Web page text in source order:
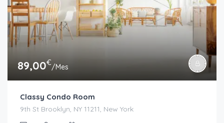
89,00€/Mes
Classy Condo Room
9th St Brooklyn, NY 11211, New York